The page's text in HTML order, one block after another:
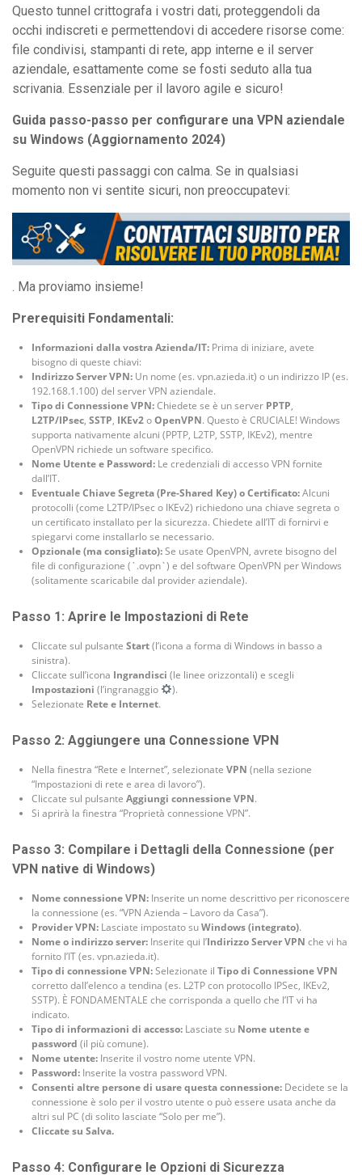
Questo tunnel crittografa i vostri dati, proteggendoli da
occhi indiscreti e permettendovi di accedere risorse come:
file condivisi, stampanti di rete, app interne e il server
aziendale, esattamente come se fosti seduto alla tua
scrivania. Essenziale per il lavoro agile e sicuro!
Guida passo-passo per configurare una VPN aziendale
su Windows (Aggiornamento 2024)
Seguite questi passaggi con calma. Se in qualsiasi
momento non vi sentite sicuri, non preoccupatevi:
. Ma proviamo insieme!
Prerequisiti Fondamentali:
Informazioni dalla vostra Azienda/IT: Prima di iniziare, avete
bisogno di queste chiavi:
Indirizzo Server VPN: Un nome (es. vpn.azieda.it) o un indirizzo IP (es.
192.168.1.100) del server VPN aziendale.
Tipo di Connessione VPN:Chiedete se è un server PPTP,
L2TP/IPsec, SSTP, IKEv2oOpenVPN. Questo è CRUCIALE! Windows
supporta nativamente alcuni (PPTP, L2TP, SSTP, IKEv2), mentre
OpenVPN richiede un software specifico.
Nome Utente e Password: Le credenziali di accesso VPN fornite
dall’IT.
Eventuale Chiave Segreta (Pre-Shared Key) o Certificato:Alcuni
protocolli (come L2TP/IPsec o IKEv2) richiedono una chiave segreta o
un certificato installato per la sicurezza. Chiedete all’IT di fornirvi e
spiegarvi come installarlo se necessario.
Opzionale (ma consigliato):Se usate OpenVPN, avrete bisogno del
file di configurazione (`.ovpn`) e del software OpenVPN per Windows
(solitamente scaricabile dal provider aziendale).
Passo 1: Aprire le Impostazioni di Rete
Cliccate sul pulsante Start(l’icona a forma di Windows in basso a
sinistra).
Cliccate sull’icona Ingrandisci (le linee orizzontali) e scegli
Impostazioni (l’ingranaggio
).
Selezionate Rete e Internet.
Passo 2: Aggiungere una Connessione VPN
Nella finestra “Rete e Internet”, selezionate VPN (nella sezione
“Impostazioni di rete e area di lavoro”).
Cliccate sul pulsante Aggiungi connessione VPN.
Si aprirà la finestra “Proprietà connessione VPN”.
Passo 3: Compilare i Dettagli della Connessione (per
VPN native di Windows)
Nome connessione VPN: Inserite un nome descrittivo per riconoscere
la connessione (es. “VPN Azienda – Lavoro da Casa”).
Provider VPN: Lasciate impostato suWindows (integrato).
Nome o indirizzo server: Inserite qui l’Indirizzo Server VPN che vi ha
fornito l’IT (es. vpn.azieda.it).
Tipo di connessione VPN:Selezionate il Tipo di Connessione VPN
corretto dall’elenco a tendina (es. L2TP con protocollo IPSec, IKEv2,
SSTP). È FONDAMENTALE che corrisponda a quello che l’IT vi ha
indicato.
Tipo di informazioni di accesso: Lasciate su Nome utente e
password (il più comune).
Nome utente: Inserite il vostro nome utente VPN.
Password: Inserite la vostra password VPN.
Consenti altre persone di usare questa connessione: Decidete se la
connessione è solo per il vostro utente o può essere usata anche da
altri sul PC (di solito lasciate “Solo per me”).
Cliccate su Salva.
Passo 4: Configurare le Opzioni di Sicurezza